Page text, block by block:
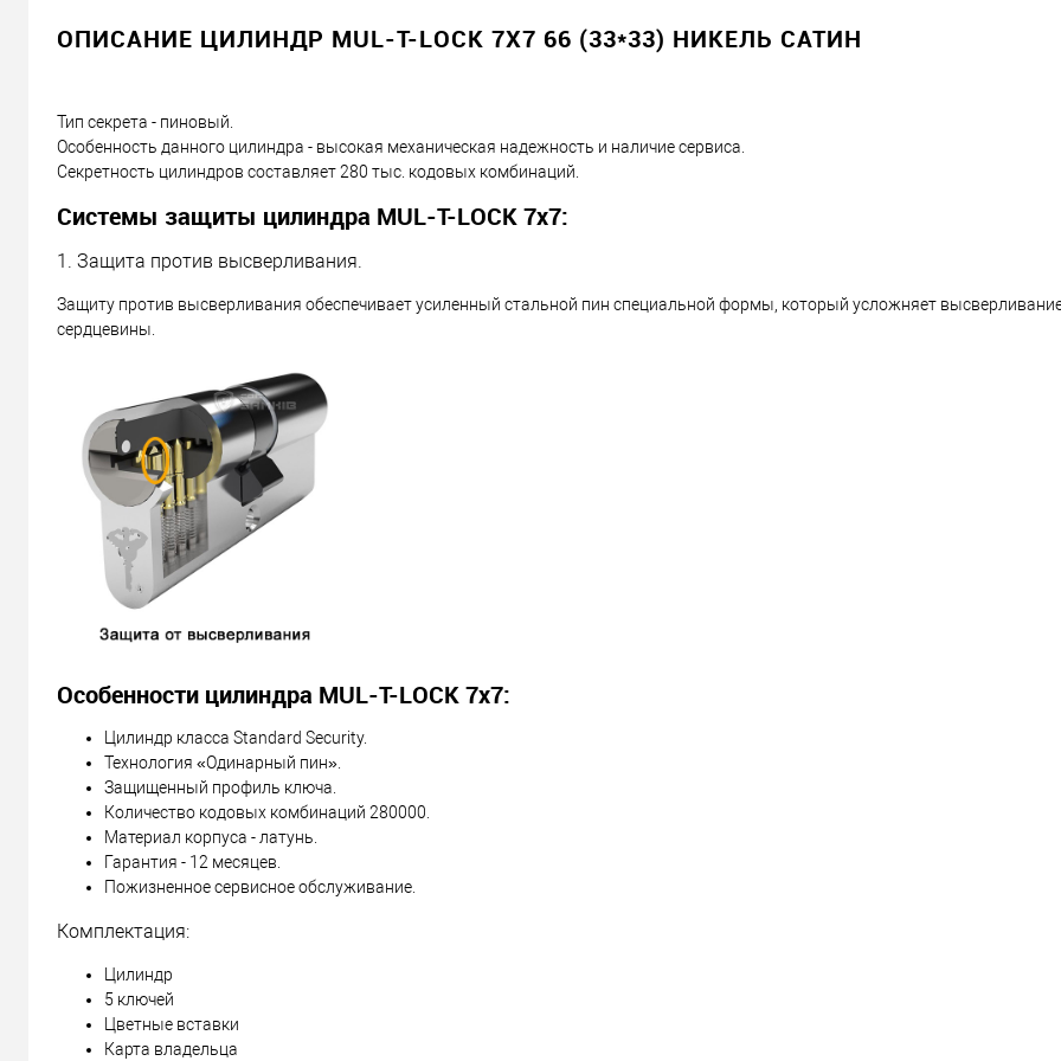
ОПИСАНИЕ ЦИЛИНДР MUL-T-LOCK 7X7 66 (33*33) НИКЕЛЬ САТИН
Тип секрета - пиновый.
Особенность данного цилиндра - высокая механическая надежность и наличие сервиса.
Секретность цилиндров составляет 280 тыс. кодовых комбинаций.
Системы защиты цилиндра MUL-T-LOCK 7х7:
1. Защита против высверливания.
Защиту против высверливания обеспечивает усиленный стальной пин специальной формы, который усложняет
сердцевины.
Особенности цилиндра MUL-T-LOCK 7х7:
Цилиндр класса Standard Security.
Технология «Одинарный пин».
Защищенный профиль ключа.
Количество кодовых комбинаций 280000.
Материал корпуса - латунь.
Гарантия - 12 месяцев.
Пожизненное сервисное обслуживание.
Комплектация:
Цилиндр
5 ключей
Цветные вставки
Карта владельца